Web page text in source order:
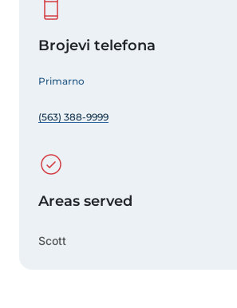
Brojevi telefona
Primarno
(563) 388-9999
Areas served
Scott